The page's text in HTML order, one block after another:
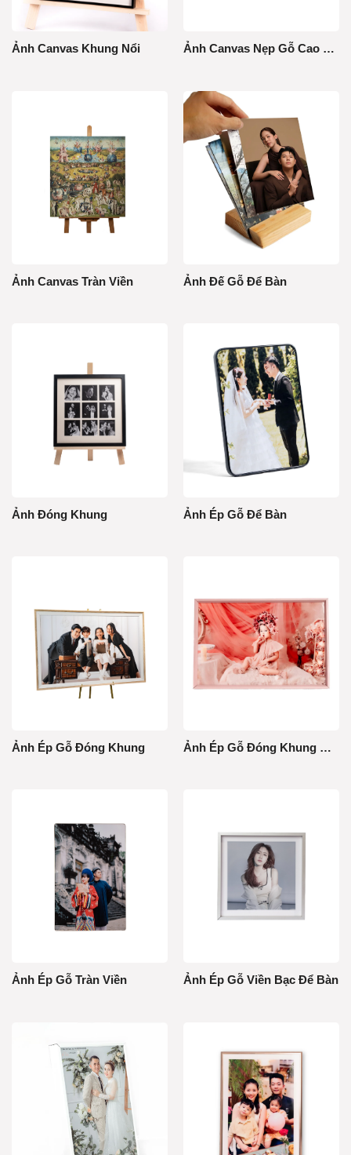
Ảnh Canvas Khung Nổi Ảnh Canvas Nẹp Gỗ Cao Cấp
Ảnh Canvas Tràn Viền Ảnh Đế Gỗ Để Bàn
Ảnh Đóng Khung Ảnh Ép Gỗ Để Bàn
Ảnh Ép Gỗ Đóng Khung Ảnh Ép Gỗ Đóng Khung Để Bàn
Ảnh Ép Gỗ Tràn Viền Ảnh Ép Gỗ Viền Bạc Để Bàn